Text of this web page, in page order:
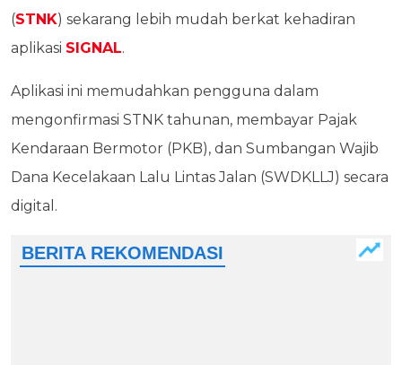
(STNK) sekarang lebih mudah berkat kehadiran
aplikasi SIGNAL.
Aplikasi ini memudahkan pengguna dalam
mengonfirmasi STNK tahunan, membayar Pajak
Kendaraan Bermotor (PKB), dan Sumbangan Wajib
Dana Kecelakaan Lalu Lintas Jalan (SWDKLLJ) secara
digital.